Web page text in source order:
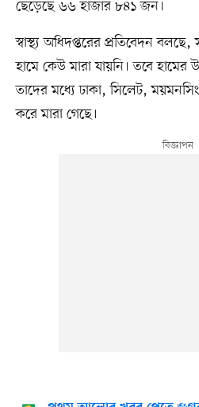
ছেড়েছে ৬৬ হাজার ৮৪১ জন।
স্বাস্থ্য অধিদপ্তরের প্রতিবেদন
হামে কেউ মারা যায়নি। তবে হামের
তাদের মধ্যে ঢাকা, সিলেট,
করে মারা গেছে।